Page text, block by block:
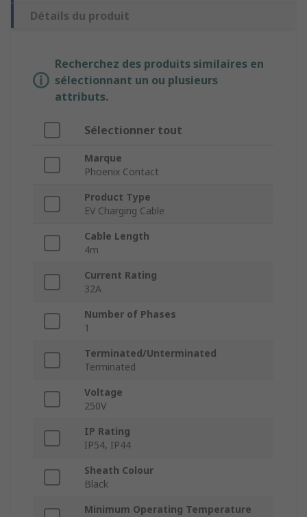
Détails du produit
Recherchez des produits similaires en
sélectionnant un ou plusieurs
attributs.
Sélectionner tout
Marque
Phoenix Contact
Product Type
EV Charging Cable
Cable Length
4m
Current Rating
32A
Number of Phases
1
Terminated/Unterminated
Terminated
Voltage
250V
IP Rating
IP54, IP44
Sheath Colour
Black
Minimum Operating Temperature